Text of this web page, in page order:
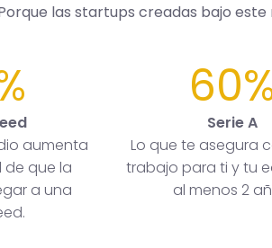
las startups creadas bajo
aumenta
que la
a una
Serie A
Lo que te asegura
trabajo para ti y tu
al menos 2